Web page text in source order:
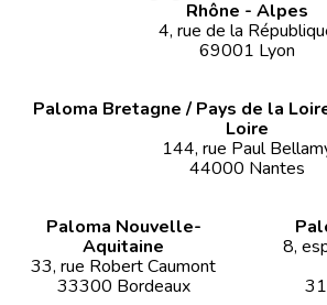
Rhône - Alpes
4, rue de la
69001 Lyon
Paloma Bretagne / Pays de la
Loire
144, rue Paul
44000 Nantes
Paloma Nouvelle-
Aquitaine
33, rue Robert Caumont
33300 Bordeaux
8,